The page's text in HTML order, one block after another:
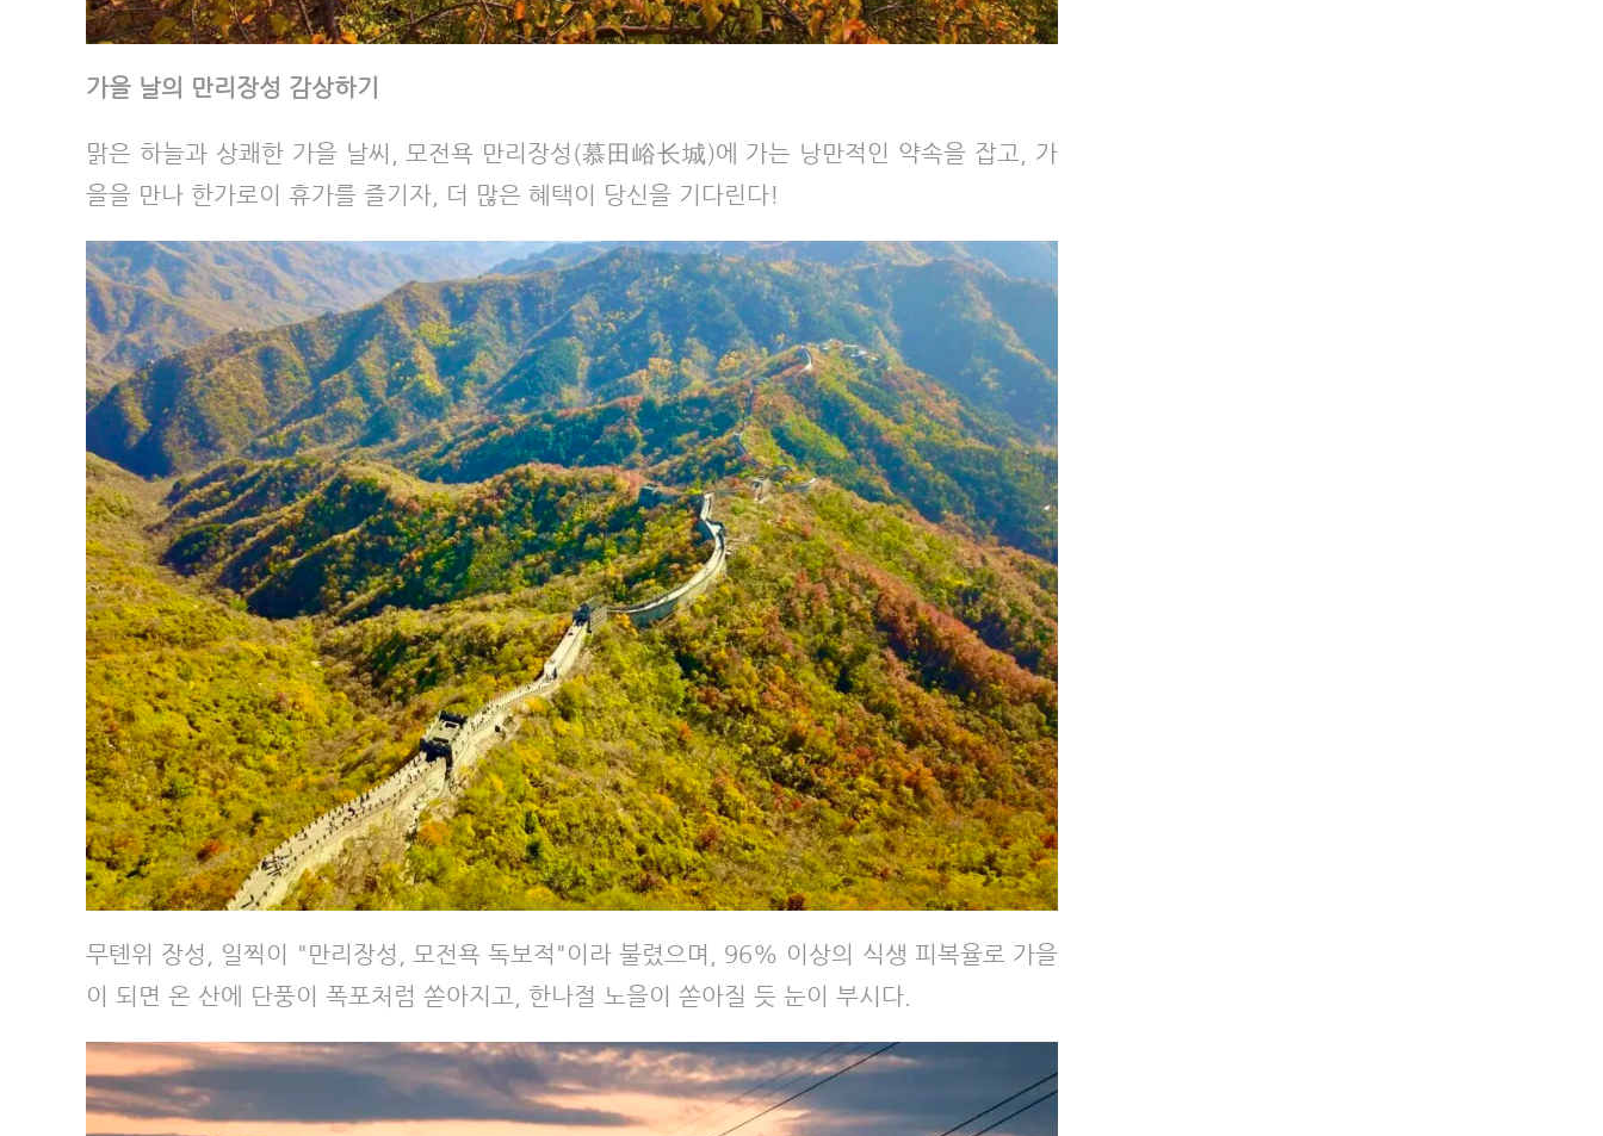
가을 날의 만리장성 감상하기
맑은 하늘과 상쾌한 가을 날씨, 모전욕 만리장성(慕田峪长城)에 가는 낭만적인 약속을 잡고, 가
을을 만나 한가로이 휴가를 즐기자, 더 많은 혜택이 당신을 기다린다!
무톈위 장성, 일찍이 "만리장성, 모전욕 독보적"이라 불렸으며, 96% 이상의 식생 피복율로 가을
이 되면 온 산에 단풍이 폭포처럼 쏟아지고, 한나절 노을이 쏟아질 듯 눈이 부시다.